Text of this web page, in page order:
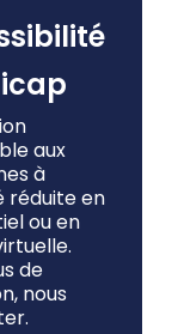
aux
à
réduite en
ou en
de
nous